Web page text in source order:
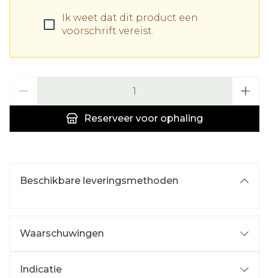
Ik weet dat dit product een
voorschrift vereist.
Reserveer voor ophaling
Beschikbare leveringsmethoden
Waarschuwingen
Indicatie